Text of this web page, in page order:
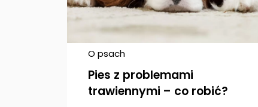
O psach
Pies z problemami
trawiennymi – co robić?